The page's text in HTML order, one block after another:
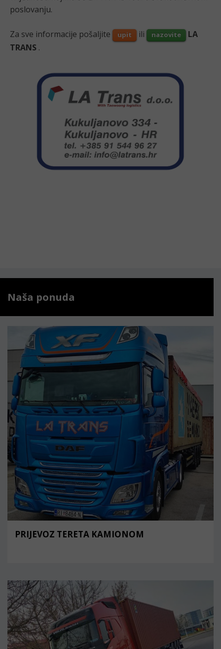
poslovanju.
Za sve informacije pošaljite upit ili nazovite
LA
TRANS .
Naša ponuda
PRIJEVOZ TERETA KAMIONOM